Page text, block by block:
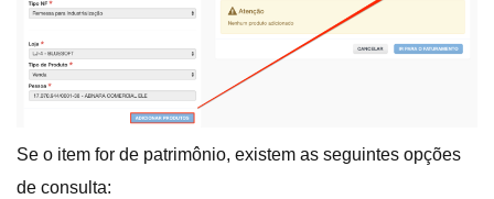
Se o item for de patrimônio, existem as seguintes opções
de consulta: